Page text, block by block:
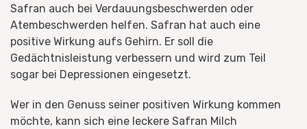
Safran auch bei Verdauungsbeschwerden oder
Atembeschwerden helfen. Safran hat auch eine
positive Wirkung aufs Gehirn. Er soll die
Gedächtnisleistung verbessern und wird zum Teil
sogar bei Depressionen eingesetzt.
Wer in den Genuss seiner positiven Wirkung kommen
möchte, kann sich eine leckere Safran Milch